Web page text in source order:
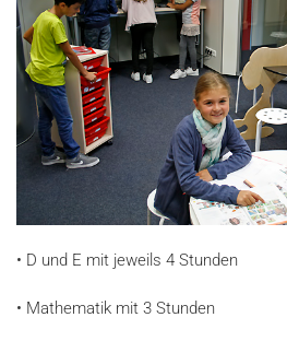
• D und E mit jeweils 4 Stunden
• Mathematik mit 3 Stunden